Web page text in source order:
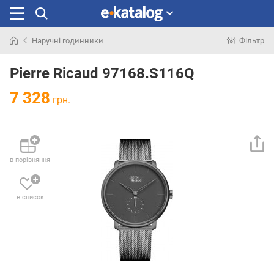
раніше
Наручні годинники Фільтр
Pierre Ricaud 97168.S116Q
7 328 грн.
в порівняння
в список